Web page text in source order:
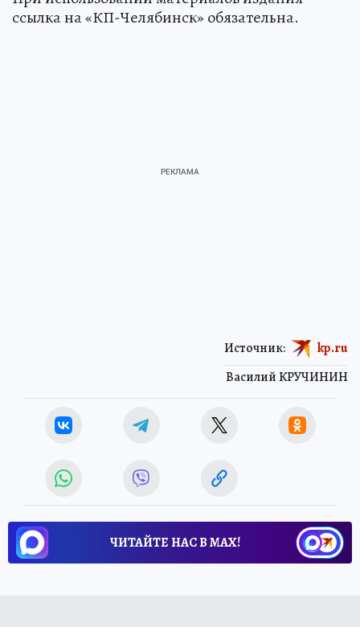
ссылка на «КП-Челябинск» обязательна.
Василий КРУЧИНИН
Источник: kp.ru
ЧИТАЙТЕ НАС В МАХ!